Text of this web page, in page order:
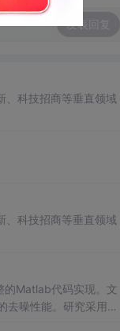
发表回复
、科技招商等垂直领域
、科技招商等垂直领域
的Matlab代码实现。文
去噪性能。研究采用组